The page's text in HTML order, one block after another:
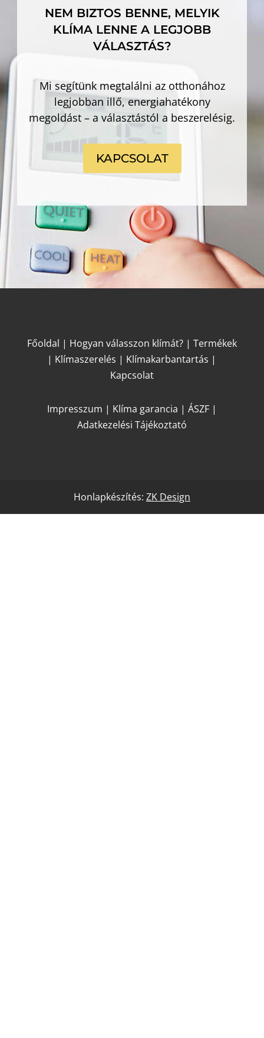
NEM BIZTOS BENNE, MELYIK
KLÍMA LENNE A LEGJOBB
VÁLASZTÁS?
Mi segítünk megtalálni az otthonához
legjobban illő, energiahatékony
megoldást – a választástól a beszerelésig.
KAPCSOLAT
Főoldal | Hogyan válasszon klímát?| Termékek
| Klímaszerelés | Klímakarbantartás |
Kapcsolat
Impresszum | Klíma garancia | ÁSZF|
Adatkezelési Tájékoztató
Honlapkészítés: ZK Design